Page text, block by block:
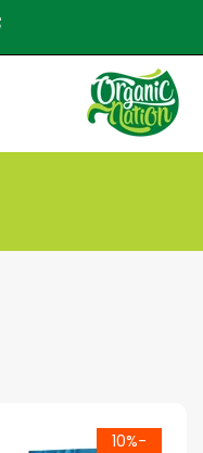
المحتوى
-10%